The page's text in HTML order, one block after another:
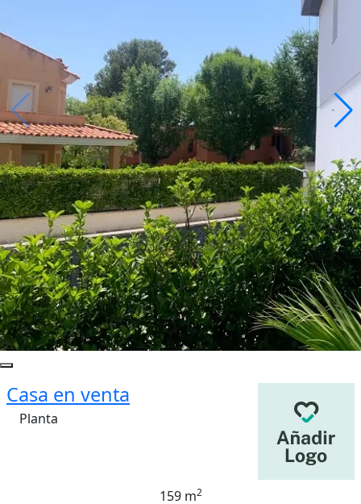
Casa en venta
Planta
159 m2